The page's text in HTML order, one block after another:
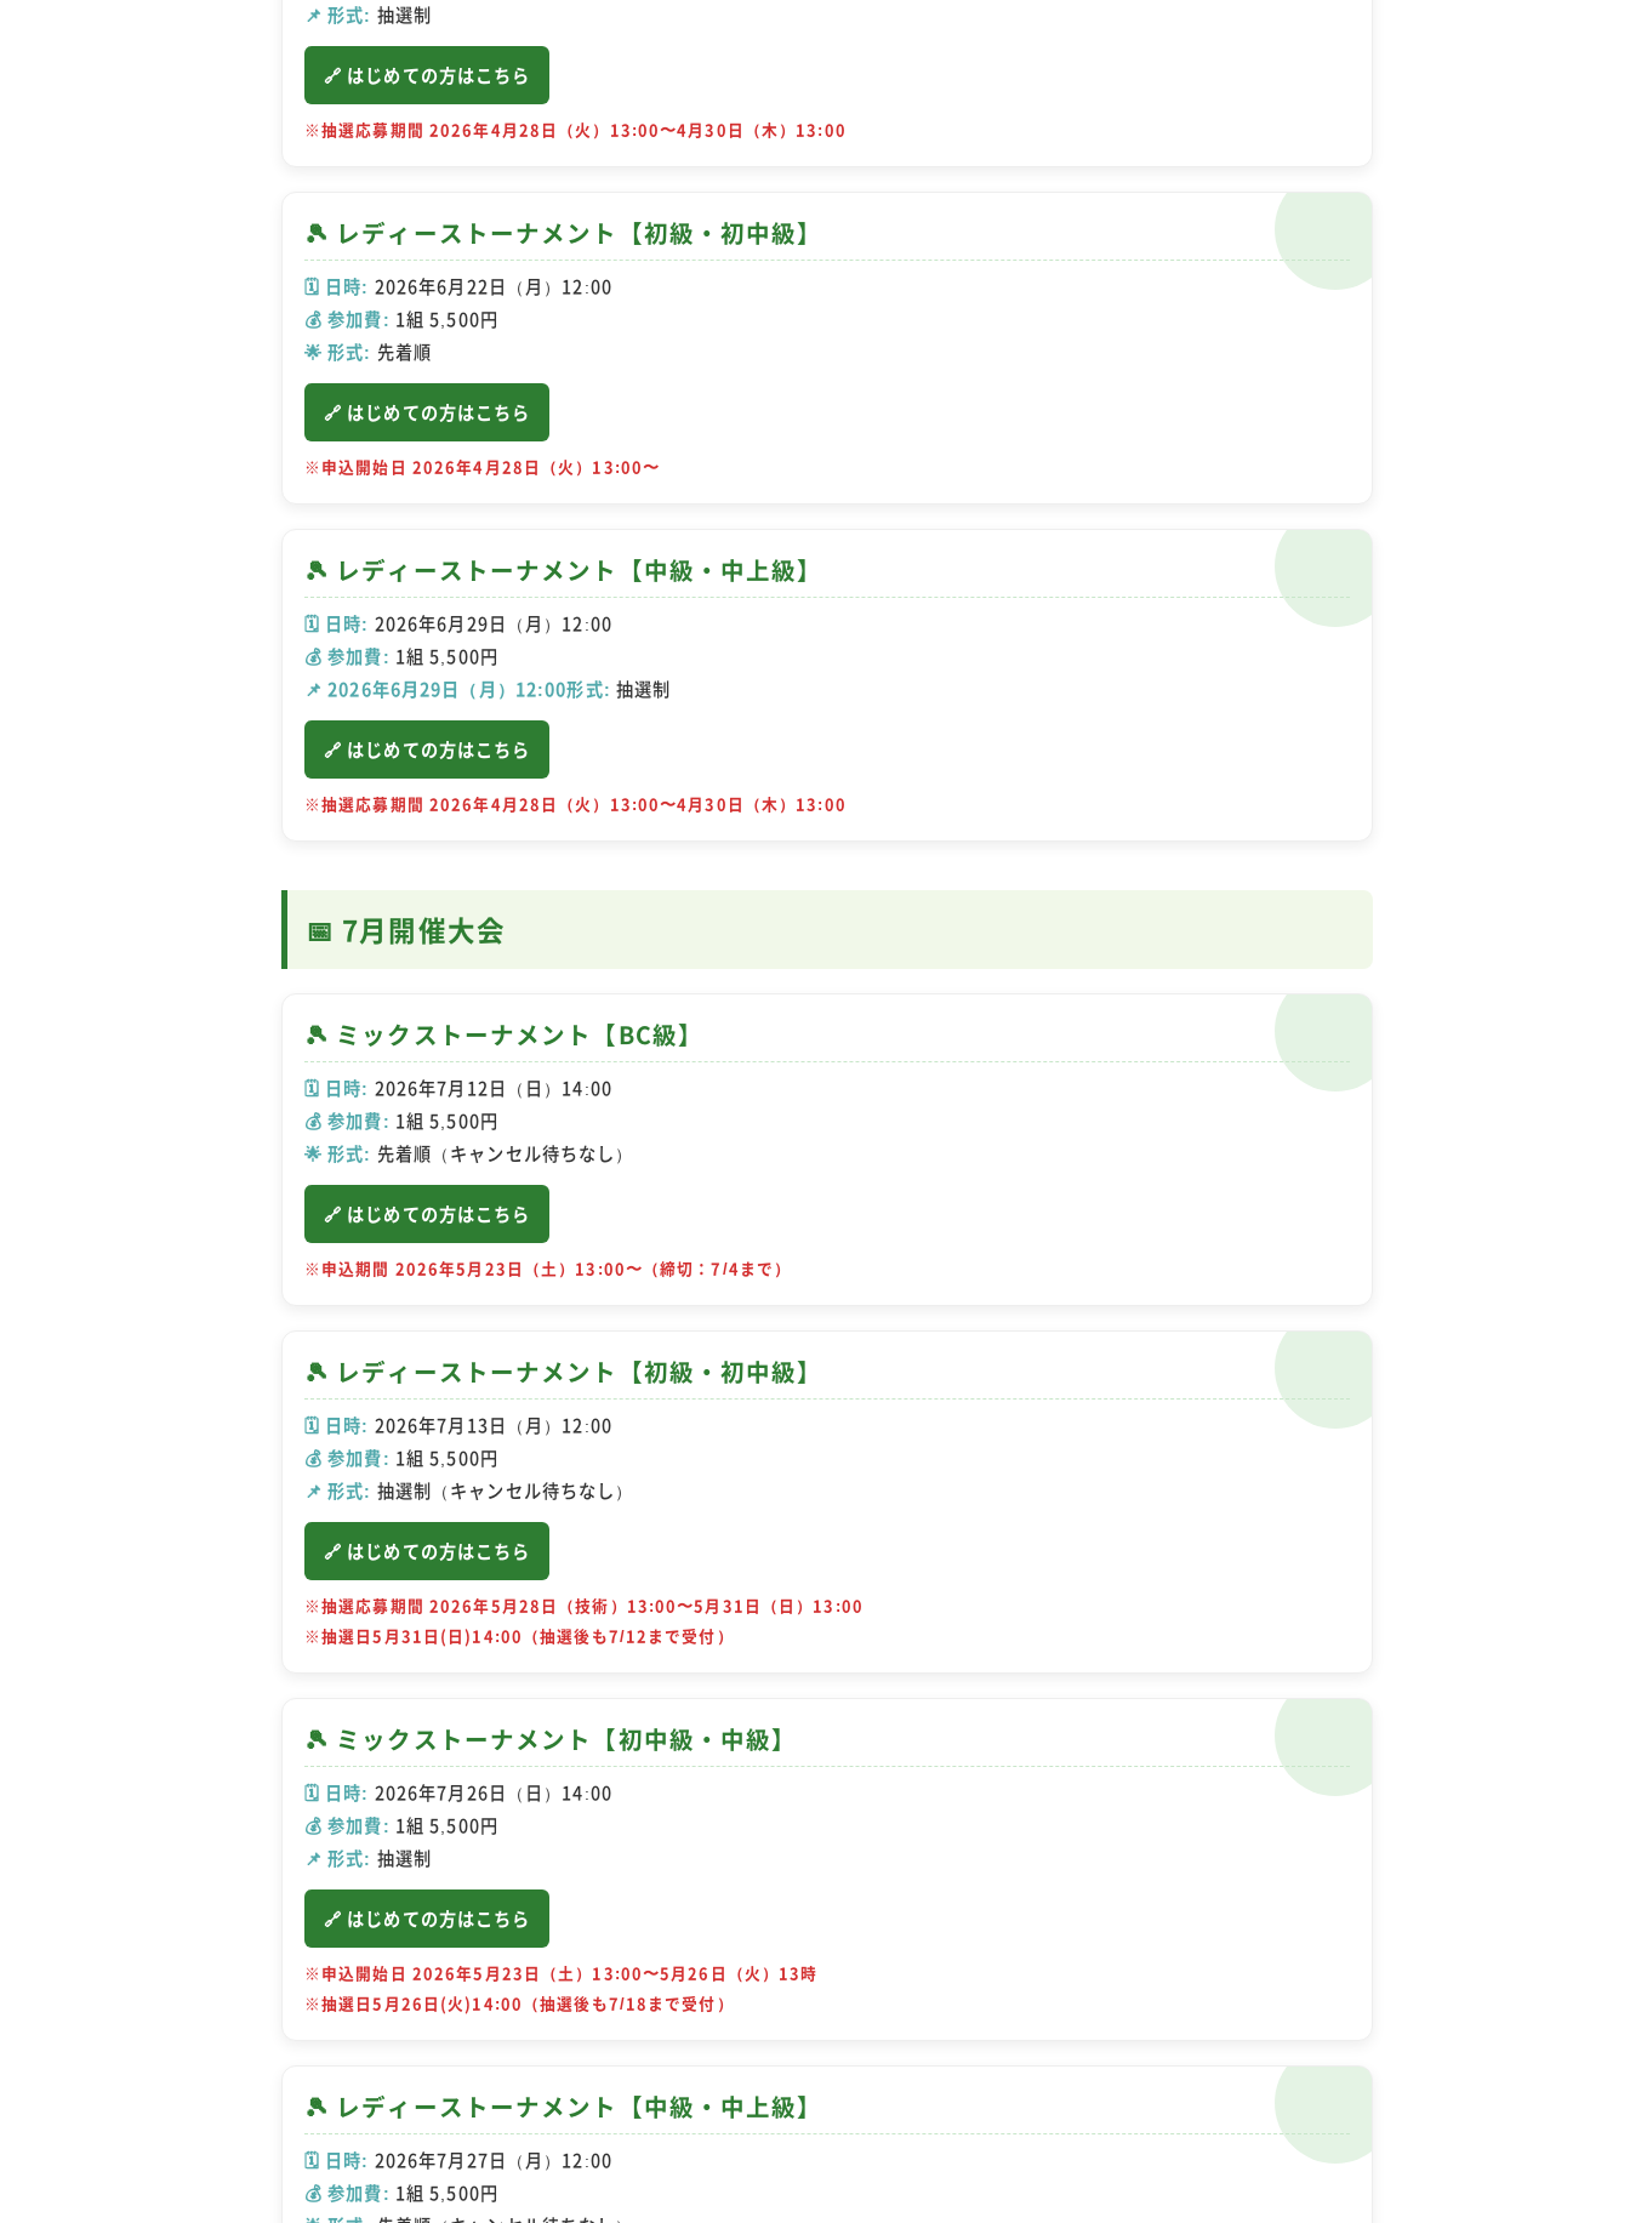
📌 形式: 抽選制
🔗 はじめての方はこちら
※抽選応募期間 2026年4月28日（火）13:00〜4月30日（木）13:00
🎾 レディーストーナメント【初級・初中級】
🗓️ 日時: 2026年6月22日（月）12:00
💰 参加費: 1組 5,500円
🌟 形式: 先着順
🔗 はじめての方はこちら
※申込開始日 2026年4月28日（火）13:00〜
🎾 レディーストーナメント【中級・中上級】
🗓️ 日時: 2026年6月29日（月）12:00
💰 参加費: 1組 5,500円
📌 2026年6月29日（月）12:00形式: 抽選制
🔗 はじめての方はこちら
※抽選応募期間 2026年4月28日（火）13:00〜4月30日（木）13:00
📅 7月開催大会
🎾 ミックストーナメント【BC級】
🗓️ 日時: 2026年7月12日（日）14:00
💰 参加費: 1組 5,500円
🌟 形式: 先着順（キャンセル待ちなし）
🔗 はじめての方はこちら
※申込期間 2026年5月23日（土）13:00〜（締切：7/4まで）
🎾 レディーストーナメント【初級・初中級】
🗓️ 日時: 2026年7月13日（月）12:00
💰 参加費: 1組 5,500円
📌 形式: 抽選制（キャンセル待ちなし）
🔗 はじめての方はこちら
※抽選応募期間 2026年5月28日（技術）13:00〜5月31日（日）13:00
※抽選日5月31日(日)14:00（抽選後も7/12まで受付）
🎾 ミックストーナメント【初中級・中級】
🗓️ 日時: 2026年7月26日（日）14:00
💰 参加費: 1組 5,500円
📌 形式: 抽選制
🔗 はじめての方はこちら
※申込開始日 2026年5月23日（土）13:00〜5月26日（火）13時
※抽選日5月26日(火)14:00（抽選後も7/18まで受付）
🎾 レディーストーナメント【中級・中上級】
🗓️ 日時: 2026年7月27日（月）12:00
💰 参加費: 1組 5,500円